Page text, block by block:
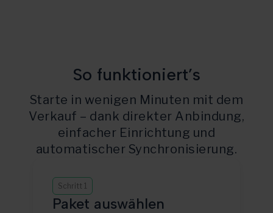
So funktioniert’s
Starte in wenigen Minuten mit dem
Verkauf – dank direkter Anbindung,
einfacher Einrichtung und
automatischer Synchronisierung.
Schritt 1
Paket auswählen